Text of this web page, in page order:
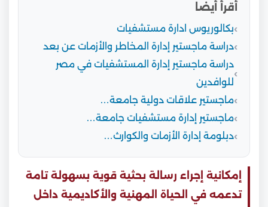
أقرأ أيضا
بكالوريوس ادارة مستشفيات
دراسة ماجستير إدارة المخاطر والأزمات عن بعد
دراسة ماجستير إدارة المستشفيات في مصر
للوافدين
ماجستير علاقات دولية جامعة…
ماجستير إدارة مستشفيات جامعة…
دبلومة إدارة الأزمات والكوارث…
إمكانية إجراء رسالة بحثية قوية بسهولة تامة
تدعمه في الحياة المهنية والأكاديمية داخل